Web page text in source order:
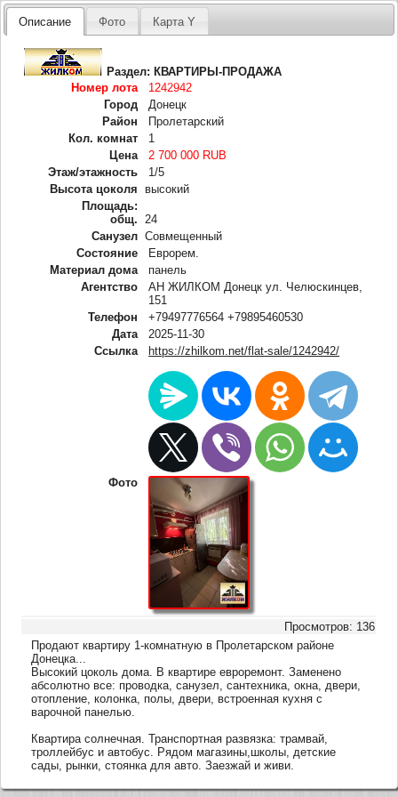
Описание Фото Карта Y
Раздел:КВАРТИРЫ-ПРОДАЖА
Номер лота
1242942
Город
Донецк
Район
Пролетарский
Кол. комнат
1
Цена
2 700 000 RUB
Этаж/этажность
1/5
Высота цоколя
высокий
Площадь:
общ.
24
Санузел Совмещенный
Состояние
Еврорем.
Материал дома
панель
Агентство
АН ЖИЛКОМ Донецк ул. Челюскинцев,
151
Телефон
+79497776564 +79895460530
Дата
2025-11-30
Ссылка
https://zhilkom.net/flat-sale/1242942/
Фото
Просмотров: 136
Продают квартиру 1-комнатную в Пролетарском районе
Донецка...
Высокий цоколь дома. В квартире евроремонт. Заменено
абсолютно все: проводка, санузел, сантехника, окна, двери,
отопление, колонка, полы, двери, встроенная кухня с
варочной панелью.
Квартира солнечная. Транспортная развязка: трамвай,
троллейбус и автобус. Рядом магазины,школы, детские
сады, рынки, стоянка для авто. Заезжай и живи.